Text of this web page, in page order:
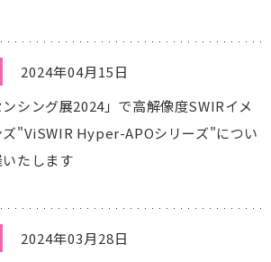
2024年04月15日
ンシング展2024」で高解像度SWIRイメ
"ViSWIR Hyper-APOシリーズ"につい
たします
2024年03月28日